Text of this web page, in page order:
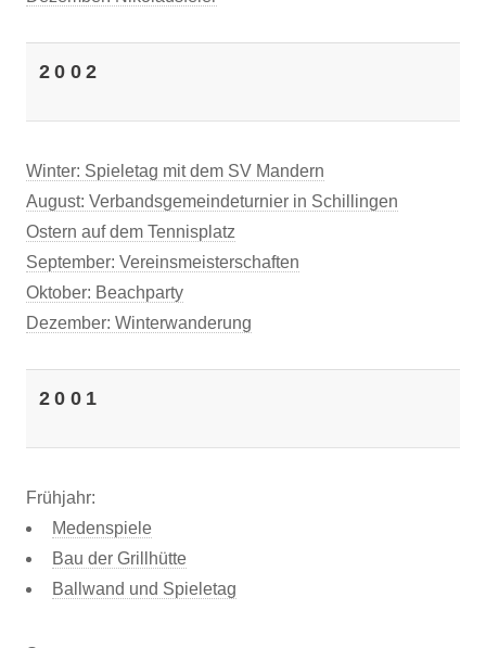
2002
Winter: Spieletag mit dem SV Mandern
August: Verbandsgemeindeturnier in Schillingen
Ostern auf dem Tennisplatz
September: Vereinsmeisterschaften
Oktober: Beachparty
Dezember: Winterwanderung
2001
Frühjahr:
Medenspiele
Bau der Grillhütte
Ballwand und Spieletag